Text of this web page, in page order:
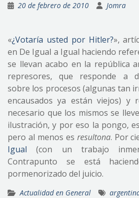
20 de febrero de 2010 Jomra
«¿Votaría usted por Hitler?»,
en De Igual a Igual haciendo
se llevan acabo en la república
represores, que responde a
sobre los procesos (algunas tan
encausados ya están viejos) y
necesario que los mismos se
ilustración, y por eso la pongo,
pero al menos es resultona. Por
Igual (con un trabajo
Contrapunto se está
pormenorizado del juicio.
Actualidad en General